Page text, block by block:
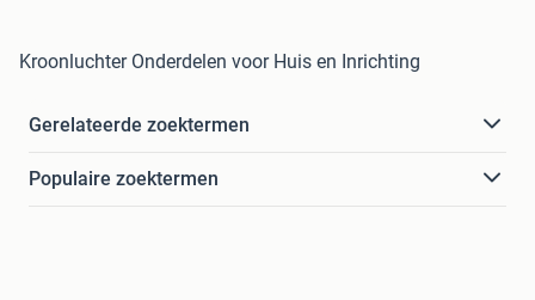
Kroonluchter Onderdelen voor Huis en Inrichting
Gerelateerde zoektermen
Populaire zoektermen